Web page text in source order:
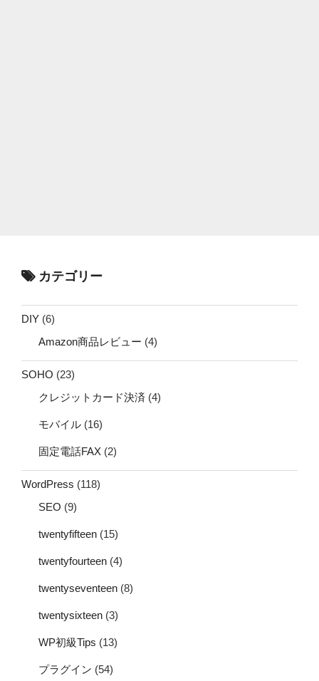
カテゴリー
DIY (6)
Amazon商品レビュー (4)
SOHO (23)
クレジットカード決済 (4)
モバイル (16)
固定電話FAX (2)
WordPress (118)
SEO (9)
twentyfifteen (15)
twentyfourteen (4)
twentyseventeen (8)
twentysixteen (3)
WP初級Tips (13)
プラグイン (54)